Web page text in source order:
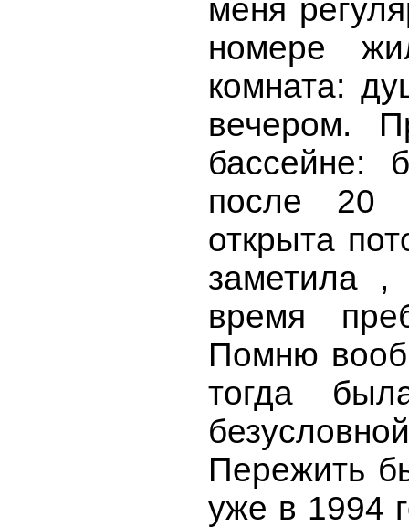
меня
номере
комната:
вечером.
бассейне:
после 20
открыта
заметила
время
Помню
тогда
Пережить
уже в 1994